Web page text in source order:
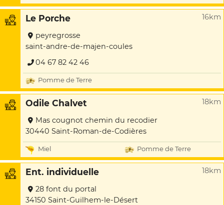
Le Porche 16km
peyregrosse
saint-andre-de-majen-coules
04 67 82 42 46
Pomme de Terre
Odile Chalvet 18km
Mas cougnot chemin du recodier
30440 Saint-Roman-de-Codières
Miel Pomme de Terre
Ent. individuelle 18km
28 font du portal
34150 Saint-Guilhem-le-Désert